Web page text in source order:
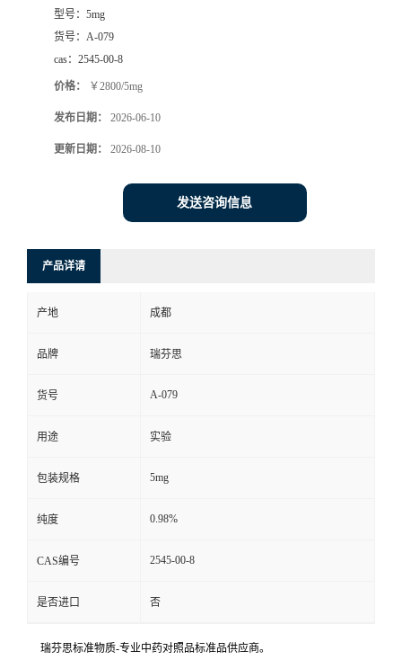
式
型号： 5mg
货号： A-079
cas： 2545-00-8
价格： ￥2800/5mg
发布日期： 2026-06-10
更新日期： 2026-08-10
发送咨询信息
产品详请
产地 成都
品牌 瑞芬思
货号 A-079
用途 实验
包装规格 5mg
纯度 0.98%
CAS编号 2545-00-8
是否进口 否
瑞芬思标准物质-专业中药对照品标准品供应商。